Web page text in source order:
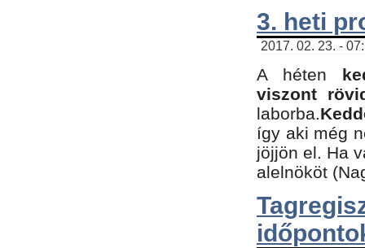
3. heti
2017. 02. 23. -
A héten
viszont
laborba.
így aki még
jöjjön el. Ha
alelnököt